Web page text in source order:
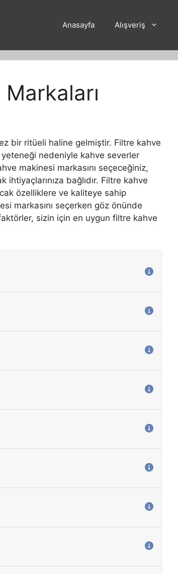
Anasayfa Alışveriş
bir ritüeli haline gelmiştir. Filtre kahve
nedeniyle kahve severler
makinesi markasını seçeceğiniz,
ihtiyaçlarınıza bağlıdır. Filtre kahve
özelliklere ve kaliteye sahip
markasını seçerken göz önünde
sizin için en uygun filtre kahve